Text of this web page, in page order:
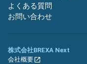
よくある質問
お問い合わせ
株式会社BREXA Next
会社概要